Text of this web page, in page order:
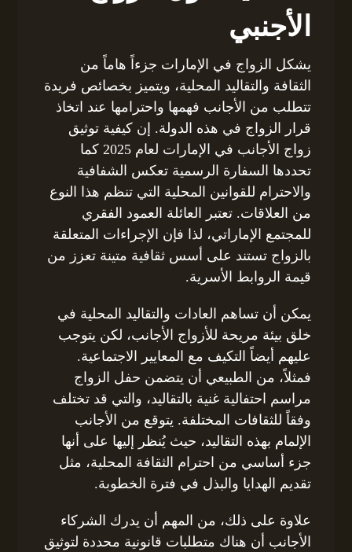
الأجنبي
يشكل الزواج في الإمارات جزءاً هاماً من
الثقافة والتقاليد المحلية، ويتميز بخصائص فريدة
تتطلب من الأجانب فهمها واحترامها عند اتخاذ
قرار الزواج في هذه الدولة. إن كيفية توثيق
زواج الأجانب في الإمارات لعام 2025 كما
تحددها السفارة الرسمية تعكس الشفافية
والاحترام للقوانين المحلية التي تنظم هذا النوع
من العلاقات. تعتبر العائلة العمود الفقري
للمجتمع الإماراتي، لذا فإن الإجراءات المتعلقة
بالزواج تستند على أسس ثقافية متينة تعزز من
قيمة الروابط الأسرية.
يمكن أن تساهم العادات والتقاليد المحلية في
خلق بيئة مريحة للأزواج الأجانب، لكن يتوجب
عليهم أيضاً التكيف مع المعايير الاجتماعية.
فمثلاً، من الطبيعي أن يتضمن حفل الزواج
مراسم احتفالية غنية بالتقاليد، والتي قد تختلف
وفقاً للثقافات المختلفة. يتوقع من الأجانب
الإلمام بهذه التقاليد، حيث يُنظر إليها على أنها
جزء أساسي من احترام الثقافة المحلية، مثل
تقديم الهدايا والبذل في فترة الخطوبة.
علاوة على ذلك، من المهم أن يدرك الشركاء
الأجانب أن هناك متطلبات قانونية محددة لتوثيق